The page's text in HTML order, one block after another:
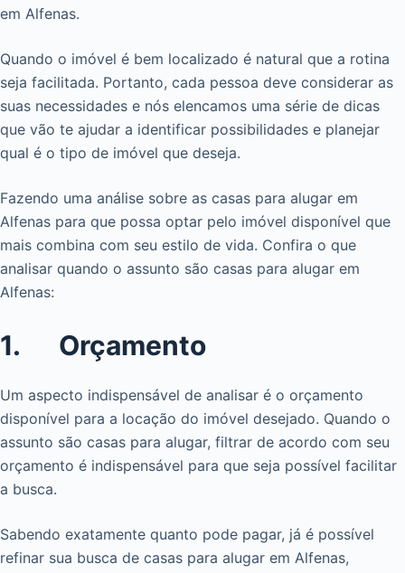
em Alfenas.
Quando o imóvel é bem localizado é natural que a rotina
seja facilitada. Portanto, cada pessoa deve considerar as
suas necessidades e nós elencamos uma série de dicas
que vão te ajudar a identificar possibilidades e planejar
qual é o tipo de imóvel que deseja.
Fazendo uma análise sobre as casas para alugar em
Alfenas para que possa optar pelo imóvel disponível que
mais combina com seu estilo de vida. Confira o que
analisar quando o assunto são casas para alugar em
Alfenas:
1. Orçamento
Um aspecto indispensável de analisar é o orçamento
disponível para a locação do imóvel desejado. Quando o
assunto são casas para alugar, filtrar de acordo com seu
orçamento é indispensável para que seja possível facilitar
a busca.
Sabendo exatamente quanto pode pagar, já é possível
refinar sua busca de casas para alugar em Alfenas,